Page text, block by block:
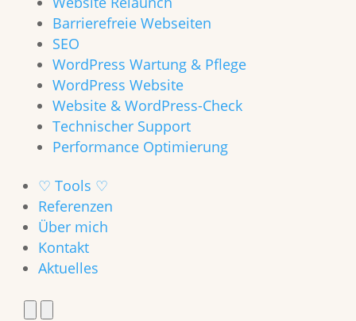
Barrierefreie Webseiten
SEO
WordPress Wartung & Pflege
WordPress Website
Website & WordPress-Check
Technischer Support
Performance Optimierung
♡ Tools ♡
Referenzen
Über mich
Kontakt
Aktuelles